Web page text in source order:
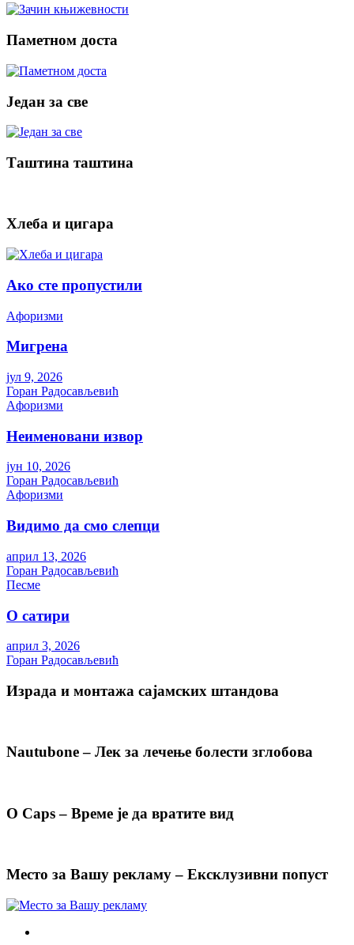
Паметном доста
Један за све
Таштина таштина
Хлеба и цигара
Ако сте пропустили
Aфоризми
Мигрена
јул 9, 2026
Горан Радосављевић
Aфоризми
Неименовани извор
јун 10, 2026
Горан Радосављевић
Aфоризми
Видимо да смо слепци
април 13, 2026
Горан Радосављевић
Песме
О сатири
април 3, 2026
Горан Радосављевић
Израда и монтажа сајамских штандова
Nautubone – Лек за лечење болести зглобова
O Caps – Време је да вратите вид
Место за Вашу рекламу – Ексклузивни попуст